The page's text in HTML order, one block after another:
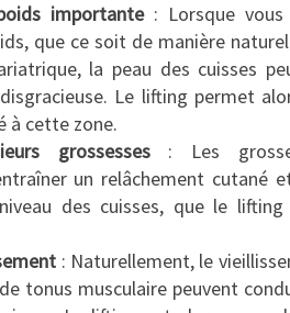
importante: Lorsque vous
que ce soit de manière
la peau des cuisses
Le lifting permet
à cette zone.
grossesses: Les
un relâchement cutané
des cuisses, que le
: Naturellement, le
tonus musculaire peuvent